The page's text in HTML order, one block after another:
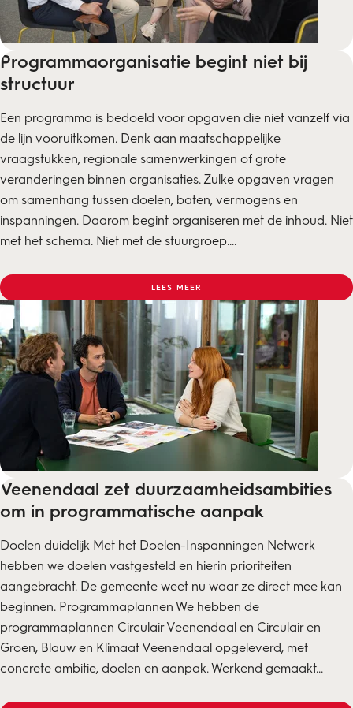
Programmaorganisatie begint niet bij
structuur
Een programma is bedoeld voor opgaven die niet vanzelf via
de lijn vooruitkomen. Denk aan maatschappelijke
vraagstukken, regionale samenwerkingen of grote
veranderingen binnen organisaties. Zulke opgaven vragen
om samenhang tussen doelen, baten, vermogens en
inspanningen. Daarom begint organiseren met de inhoud. Niet
met het schema. Niet met de stuurgroep....
LEES MEER
Veenendaal zet duurzaamheids­ambities
om in programmatische aanpak
Doelen duidelijk Met het Doelen-Inspanningen Netwerk
hebben we doelen vastgesteld en hierin prioriteiten
aangebracht. De gemeente weet nu waar ze direct mee kan
beginnen. Programmaplannen We hebben de
programmaplannen Circulair Veenendaal en Circulair en
Groen, Blauw en Klimaat Veenendaal opgeleverd, met
concrete ambitie, doelen en aanpak. Werkend gemaakt...